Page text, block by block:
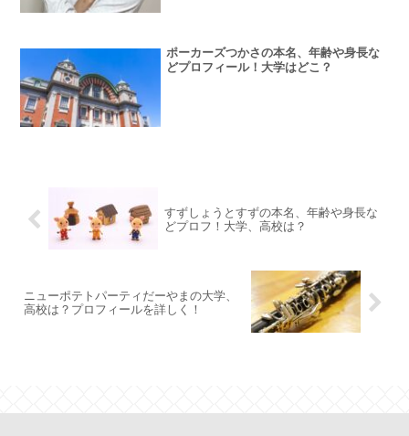
ポーカーズつかさの本名、年齢や身長な
どプロフィール！大学はどこ？
すずしょうとすずの本名、年齢や身長な
どプロフ！大学、高校は？
ニューポテトパーティだーやまの大学、
高校は？プロフィールを詳しく！